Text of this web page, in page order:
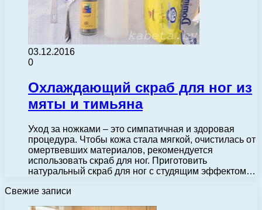
03.12.2016
0
Охлаждающий скраб для ног из
мяты и тимьяна
Уход за ножками – это симпатичная и здоровая
процедура. Чтобы кожа стала мягкой, очистилась от
омертвевших материалов, рекомендуется
использовать скраб для ног. Приготовить
натуральный скраб для ног с студящим эффектом…
Свежие записи